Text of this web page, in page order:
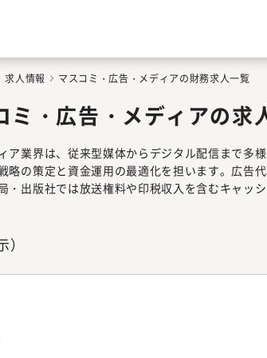
求人情報 マスコミ・広告・メディアの財務求人一覧
ミ・広告・メディアの求
ア業界は、従来型媒体からデジタル配信まで多
略の策定と資金運用の最適化を担います。広告
・出版社では放送権料や印税収入を含むキャッ